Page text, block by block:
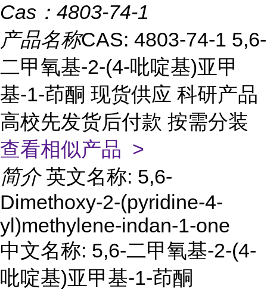
Cas： 4803-74-1
产品名称CAS: 4803-74-1 5,6-
二甲氧基-2-(4-吡啶基)亚甲
基-1-茚酮 现货供应 科研产品
高校先发货后付款 按需分装
查看相似产品 >
简介 英文名称: 5,6-
Dimethoxy-2-(pyridine-4-
yl)methylene-indan-1-one
中文名称: 5,6-二甲氧基-2-(4-
吡啶基)亚甲基-1-茚酮